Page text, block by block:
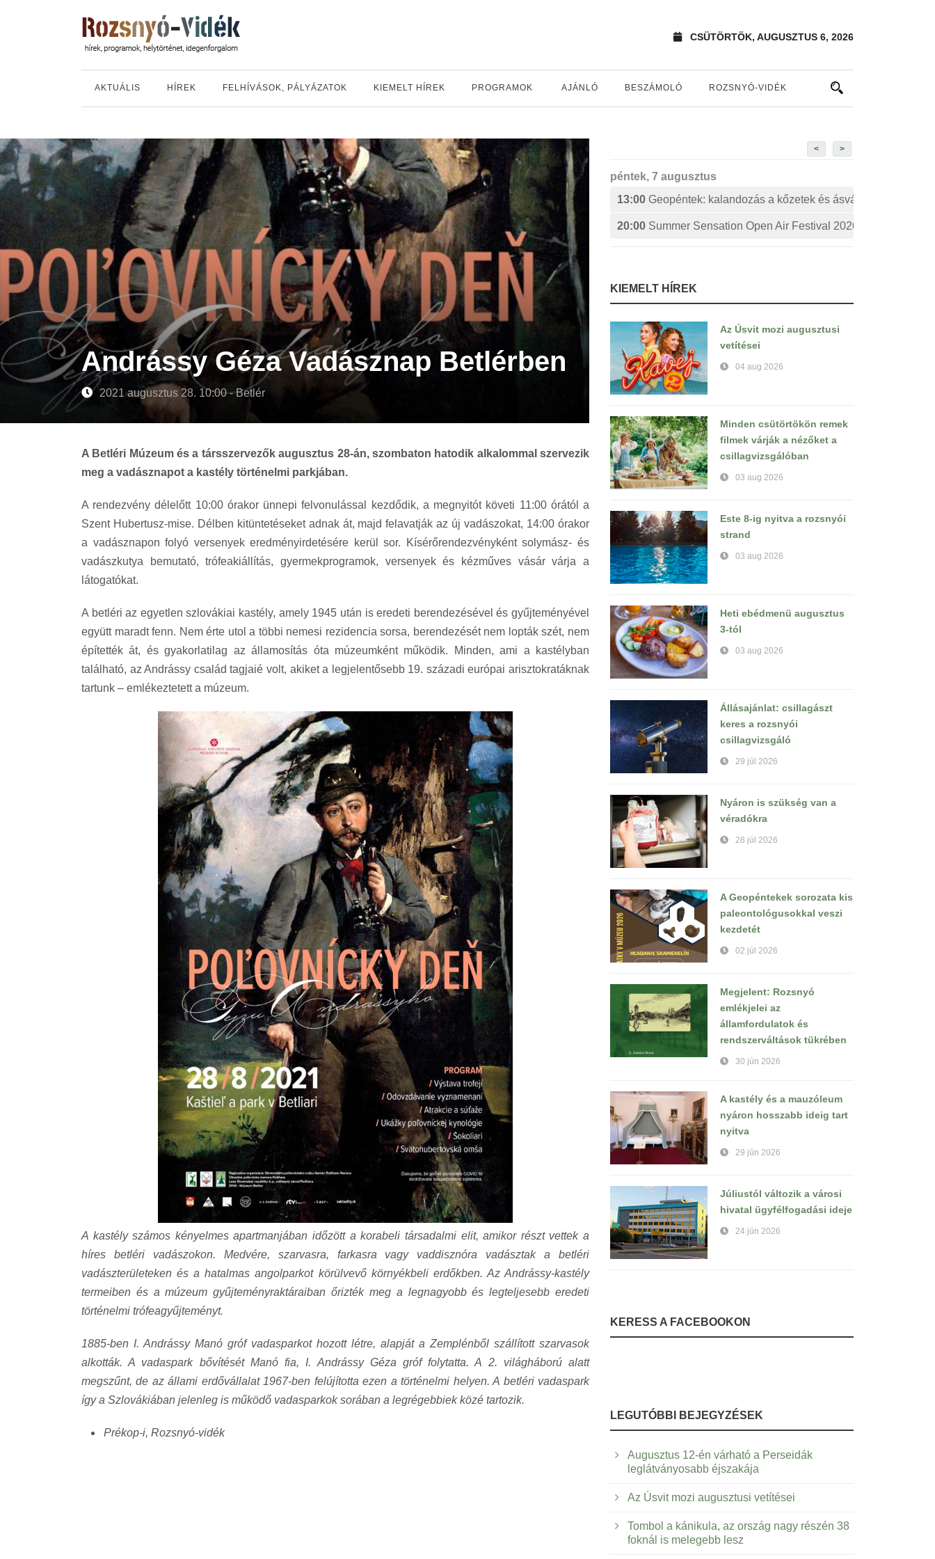
CSÜTÖRTÖK, AUGUSZTUS 6, 2026
AKTUÁLIS HÍREK FELHÍVÁSOK, PÁLYÁZATOK KIEMELT HÍREK PROGRAMOK AJÁNLÓ BESZÁMOLÓ ROZSNYÓ-VIDÉK
Andrássy Géza Vadásznap Betlérben
2021 augusztus 28. 10:00 - Betlér
A Betléri Múzeum és a társszervezők augusztus 28-án, szombaton hatodik alkalommal szervezik
meg a vadásznapot a kastély történelmi parkjában.
A rendezvény délelőtt 10:00 órakor ünnepi felvonulással kezdődik, a megnyitót követi 11:00 órától a
Szent Hubertusz-mise. Délben kitüntetéseket adnak át, majd felavatják az új vadászokat, 14:00 órakor
a vadásznapon folyó versenyek eredményirdetésére kerül sor. Kísérőrendezvényként solymász- és
vadászkutya bemutató, trófeakiállítás, gyermekprogramok, versenyek és kézműves vásár várja a
látogatókat.
A betléri az egyetlen szlovákiai kastély, amely 1945 után is eredeti berendezésével és gyűjteményével
együtt maradt fenn. Nem érte utol a többi nemesi rezidencia sorsa, berendezését nem lopták szét, nem
építették át, és gyakorlatilag az államosítás óta múzeumként működik. Minden, ami a kastélyban
található, az Andrássy család tagjaié volt, akiket a legjelentősebb 19. századi európai arisztokratáknak
tartunk – emlékeztetett a múzeum.
A kastély számos kényelmes apartmanjában időzött a korabeli társadalmi elit, amikor részt vettek a
híres betléri vadászokon. Medvére, szarvasra, farkasra vagy vaddisznóra vadásztak a betléri
vadászterületeken és a hatalmas angolparkot körülvevő környékbeli erdőkben. Az Andrássy-kastély
termeiben és a múzeum gyűjteményraktáraiban őrizték meg a legnagyobb és legteljesebb eredeti
történelmi trófeagyűjteményt.
1885-ben I. Andrássy Manó gróf vadasparkot hozott létre, alapját a Zemplénből szállított szarvasok
alkották. A vadaspark bővítését Manó fia, I. Andrássy Géza gróf folytatta. A 2. világháború alatt
megszűnt, de az állami erdővállalat 1967-ben felújította ezen a történelmi helyen. A betléri vadaspark
így a Szlovákiában jelenleg is működő vadasparkok sorában a legrégebbiek közé tartozik.
Prékop-i, Rozsnyó-vidék
< >
péntek, 7 augusztus
13:00 Geopéntek: kalandozás a kőzetek és ásványok izgalmas
20:00 Summer Sensation Open Air Festival 2026:
KIEMELT HÍREK
Az Úsvit mozi augusztusi
vetítései
04 aug 2026
Minden csütörtökön remek
filmek várják a nézőket a
csillagvizsgálóban
03 aug 2026
Este 8-ig nyitva a rozsnyói
strand
03 aug 2026
Heti ebédmenü augusztus
3-tól
03 aug 2026
Állásajánlat: csillagászt
keres a rozsnyói
csillagvizsgáló
29 júl 2026
Nyáron is szükség van a
véradókra
28 júl 2026
A Geopéntekek sorozata kis
paleontológusokkal veszi
kezdetét
02 júl 2026
Megjelent: Rozsnyó
emlékjelei az
államfordulatok és
rendszerváltások tükrében
30 jún 2026
A kastély és a mauzóleum
nyáron hosszabb ideig tart
nyitva
29 jún 2026
Júliustól változik a városi
hivatal ügyfélfogadási ideje
24 jún 2026
KERESS A FACEBOOKON
LEGUTÓBBI BEJEGYZÉSEK
Augusztus 12-én várható a Perseidák
leglátványosabb éjszakája
Az Úsvit mozi augusztusi vetítései
Tombol a kánikula, az ország nagy részén 38
foknál is melegebb lesz